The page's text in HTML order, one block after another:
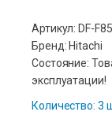
Артикул: DF-
Бренд: Hitachi
Состояние:
эксплуатации!
Количество: 3